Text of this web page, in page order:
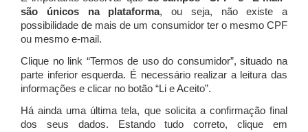
são únicos na plataforma, ou seja, não existe a
possibilidade de mais de um consumidor ter o mesmo CPF
ou mesmo e-mail.
Clique no link “Termos de uso do consumidor”, situado na
parte inferior esquerda. É necessário realizar a leitura das
informações e clicar no botão “Li e Aceito”.
Há ainda uma última tela, que solicita a confirmação final
dos seus dados. Estando tudo correto, clique em